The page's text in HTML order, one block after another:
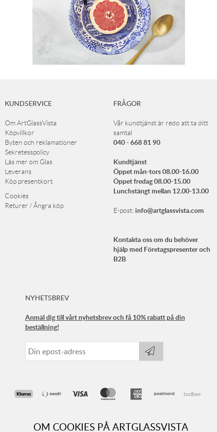
OM COOKIES PÅ ARTGLASSVISTA
KUNDSERVICE
Om ArtGlassVista
Köpvillkor
Byten och reklamationer
Sekretesspolicy
Läs mer om Glas
Leverans
Köp presentkort
Cookies
Returer / Ångra köp
FRÅGOR
Vår kundtjänst är redo att ta ditt
samtal
040 - 668 81 90
Kundtjänst
Öppet mån-tors 08.00-16.00
Öppet fredag 08.00-15.00
Lunchstängt mellan 12.00-13.00
E-post:info@artglassvista.com
Kontakta oss om du behöver
hjälp med Företagspresenter och
B2B
NYHETSBREV
Anmäl dig till vårt nyhetsbrev och få 10% rabatt på din
beställning!